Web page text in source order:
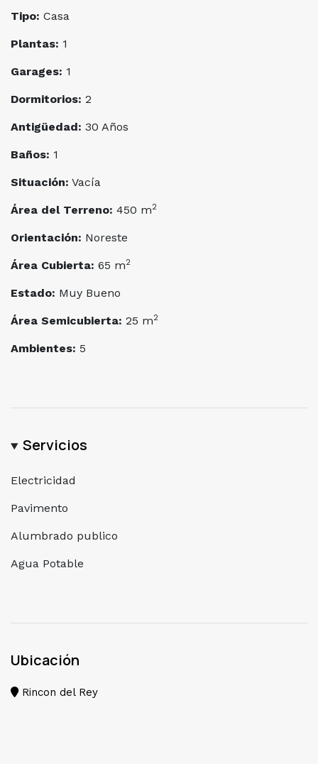
Tipo: Casa
Plantas: 1
Garages: 1
Dormitorios: 2
Antigüedad: 30 Años
Baños: 1
Situación: Vacía
Área del Terreno: 450 m2
Orientación: Noreste
Área Cubierta: 65 m2
Estado: Muy Bueno
Área Semicubierta: 25 m2
Ambientes: 5
Servicios
Electricidad
Pavimento
Alumbrado publico
Agua Potable
Ubicación
Rincon del Rey